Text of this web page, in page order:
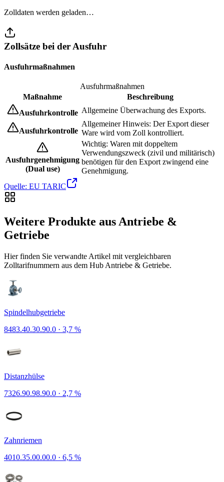
Zolldaten werden geladen…
Zollsätze bei der Ausfuhr
Ausfuhrmaßnahmen
Ausfuhrmaßnahmen
Maßnahme
Beschreibung
Ausfuhrkontrolle Allgemeine Überwachung des Exports.
Ausfuhrkontrolle
Allgemeiner Hinweis: Der Export dieser
Ware wird vom Zoll kontrolliert.
Ausfuhrgenehmigung
(Dual use)
Wichtig: Waren mit doppeltem
Verwendungszweck (zivil und militärisch)
benötigen für den Export zwingend eine
Genehmigung.
Quelle: EU TARIC
Weitere Produkte aus Antriebe &
Getriebe
Hier finden Sie verwandte Artikel mit vergleichbaren
Zolltarifnummern aus dem Hub Antriebe & Getriebe.
Spindelhubgetriebe
8483.40.30.90.0 · 3,7 %
Distanzhülse
7326.90.98.90.0 · 2,7 %
Zahnriemen
4010.35.00.00.0 · 6,5 %